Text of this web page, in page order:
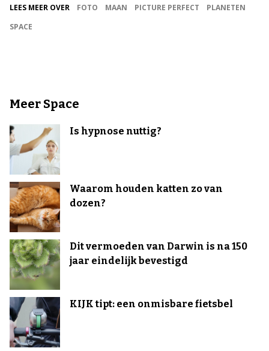
LEES MEER OVER FOTO MAAN PICTURE PERFECT
PLANETEN
SPACE
Meer Space
Is hypnose nuttig?
Waarom houden katten zo van
dozen?
Dit vermoeden van Darwin is na 150
jaar eindelijk bevestigd
KIJK tipt: een onmisbare fietsbel